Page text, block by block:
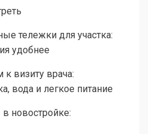
тележки для участка:
удобнее
к визиту врача:
вода и легкое питание
новостройке: